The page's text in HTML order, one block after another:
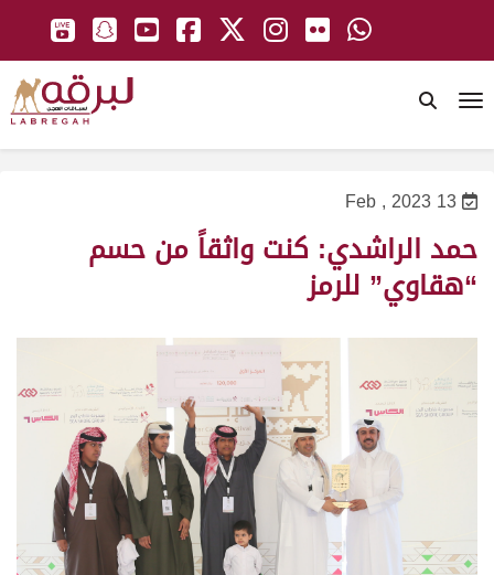
13 Feb , 2023
حمد الراشدي: كنت واثقاً من حسم
“هقاوي” للرمز